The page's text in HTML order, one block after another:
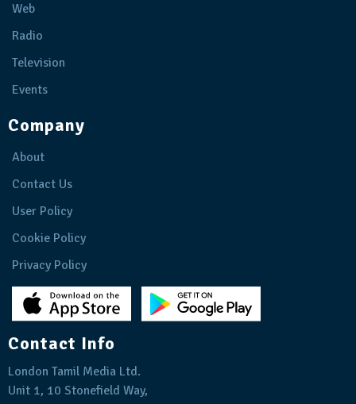
Web
Radio
Television
Events
Company
About
Contact Us
User Policy
Cookie Policy
Privacy Policy
Contact Info
London Tamil Media Ltd.
Unit 1, 10 Stonefield Way,